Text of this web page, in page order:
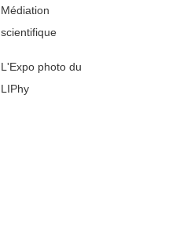
Médiation
scientifique
L'Expo photo du
LIPhy